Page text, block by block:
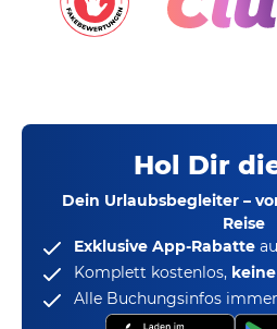
Hol Dir
Dein Urlaubsbegleiter –
Reise
Exklusive App-Rabatte
Komplett kostenlos,
Alle Buchungsinfos